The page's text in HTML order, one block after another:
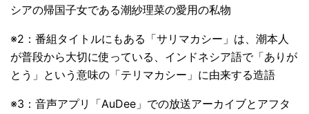
シアの帰国子女である潮紗理菜の愛用の私物
※2：番組タイトルにもある「サリマカシー」は、潮本人
が普段から大切に使っている、インドネシア語で「ありが
とう」という意味の「テリマカシー」に由来する造語
※3：音声アプリ「AuDee」での放送アーカイブとアフタ